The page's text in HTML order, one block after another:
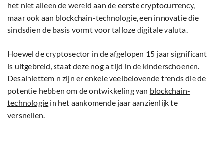
het niet alleen de wereld aan de eerste cryptocurrency,
maar ook aan blockchain-technologie, een innovatie die
sindsdien de basis vormt voor talloze digitale valuta.
Hoewel de cryptosector in de afgelopen 15 jaar significant
is uitgebreid, staat deze nog altijd in de kinderschoenen.
Desalniettemin zijn er enkele veelbelovende trends die de
potentie hebben om de ontwikkeling van blockchain-
technologie in het aankomende jaar aanzienlijk te
versnellen.